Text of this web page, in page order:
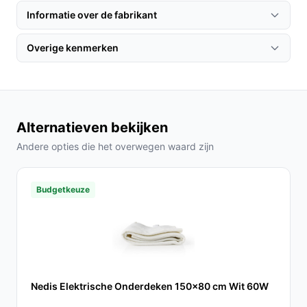
De verstelbare klittenbandsluiting zorgt voor een
stevige pasvorm, wat bij andere kussens soms
ontbreekt.
materialen is het kussen duurzaam en gemakkelijk
Gebruik & praktische tips
Sluit het verwarmingskussen eenvoudig aan op een
USB-poort van een laptop, powerbank of andere
uw behoeften past en geniet van de warmte.
Informatie over de fabrikant
Overige kenmerken
Alternatieven bekijken
Andere opties die het overwegen waard zijn
Budgetkeuze
Nedis Elektrische Onderdeken 150x80 cm Wit 60W